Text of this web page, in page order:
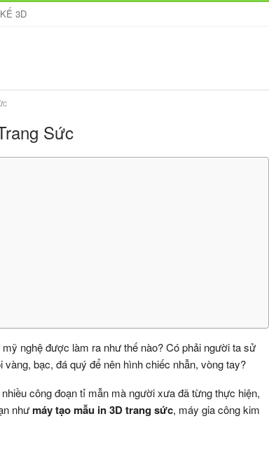
3D
Sức
nghệ được làm ra như thế nào? Có phải người ta sử
bạc, đá quý để nên hình chiếc nhẫn, vòng tay?
công đoạn tỉ mẫn mà người xưa đã từng thực hiện,
nhưmáy tạo mẫu in 3D trang sức, máy gia công kim